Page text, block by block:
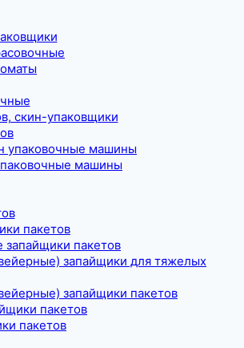
скин-упаковщики
упаковочные машины
машины
пакетов
запайщики пакетов
запайщики для тяжелых
запайщики пакетов
пакетов
пакетов